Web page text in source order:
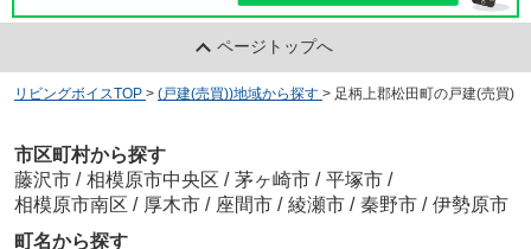
ページトップへ
リビングボイスTOP > (戸建(売買))地域から探す > 足柄上郡松田町の戸建(売買)
市区町村から探す
藤沢市 / 相模原市中央区 / 茅ヶ崎市 / 平塚市 /
相模原市南区 / 厚木市 / 座間市 / 綾瀬市 / 秦野市 / 伊勢原市
町名から探す